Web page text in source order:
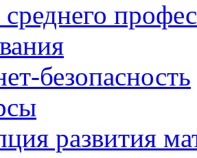
среднего
безопасность
развития